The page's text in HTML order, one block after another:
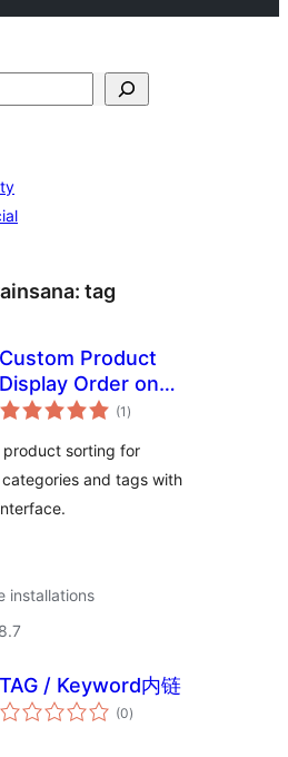
tag
Custom Product
Display Order on
Category and Tag
(1 arvosanat
yhteensä
)
sorting for
categories and tags with
installations
TAG / Keyword内链
(0arvosanat
yhteensä
)